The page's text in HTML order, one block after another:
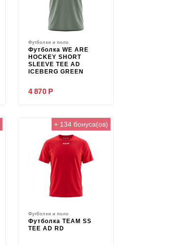
Футболки и поло
Футболка WE ARE
HOCKEY SHORT
SLEEVE TEE AD
ICEBERG GREEN
4 870 Р
+ 134 бонуса(ов)
Футболки и поло
Футболка TEAM SS
TEE AD RD